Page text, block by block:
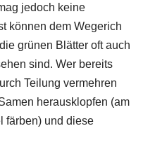
jedoch keine
können dem Wegerich
grünen Blätter oft auch
sind. Wer bereits
Teilung vermehren
herausklopfen (am
färben) und diese